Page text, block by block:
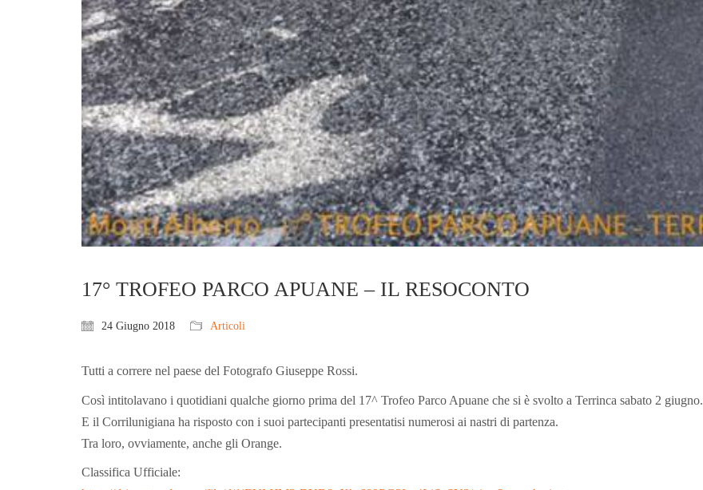
17° TROFEO PARCO APUANE – IL RESOCONTO
24 Giugno 2018 Articoli
Tutti a correre nel paese del Fotografo Giuseppe Rossi.
Così intitolavano i quotidiani qualche giorno prima del 17^ Trofeo Parco Apuane che si è svolto a Terrinca sabato 2 giugno.
E il Corrilunigiana ha risposto con i suoi partecipanti presentatisi numerosi ai nastri di partenza.
Tra loro, ovviamente, anche gli Orange.
Classifica Ufficiale: